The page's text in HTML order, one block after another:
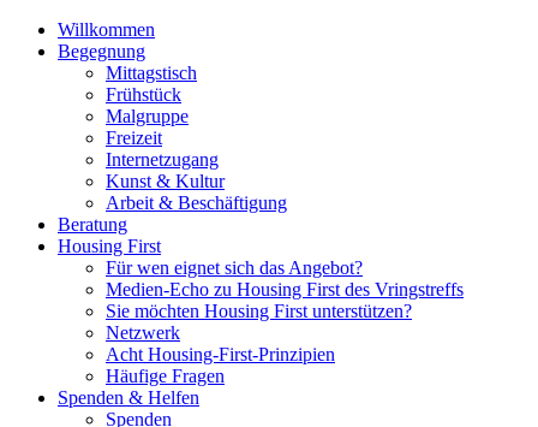
Willkommen
Begegnung
Mittagstisch
Frühstück
Malgruppe
Freizeit
Internetzugang
Kunst & Kultur
Arbeit & Beschäftigung
Beratung
Housing First
Für wen eignet sich das Angebot?
Medien-Echo zu Housing First des Vringstreffs
Sie möchten Housing First unterstützen?
Netzwerk
Acht Housing-First-Prinzipien
Häufige Fragen
Spenden & Helfen
Spenden